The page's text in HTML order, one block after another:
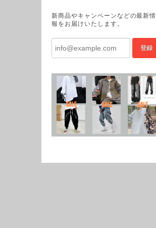
新商品やキャンペーンなどの最新情
報をお届けいたします。
登録